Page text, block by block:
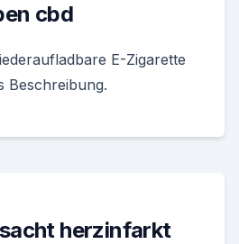
cbd
E-Zigarette
Beschreibung.
herzinfarkt